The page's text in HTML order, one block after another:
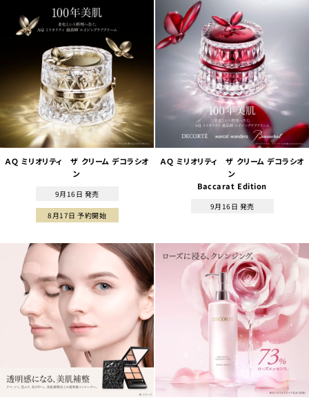
ＡＱ ミリオリティ ザ クリーム デコラシオ
ン
9月16日 発売
8月17日 予約開始
ＡＱ ミリオリティ ザ クリーム デコラシオ
ン
Baccarat Edition
9月16日 発売